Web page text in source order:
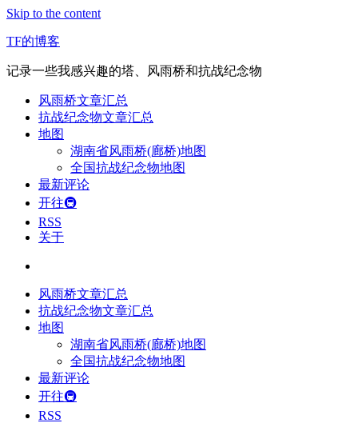
Skip to the content
TF的博客
记录一些我感兴趣的塔、风雨桥和抗战纪念物
风雨桥文章汇总
抗战纪念物文章汇总
地图
湖南省风雨桥(廊桥)地图
全国抗战纪念物地图
最新评论
开往🚇
RSS
关于
风雨桥文章汇总
抗战纪念物文章汇总
地图
湖南省风雨桥(廊桥)地图
全国抗战纪念物地图
最新评论
开往🚇
RSS